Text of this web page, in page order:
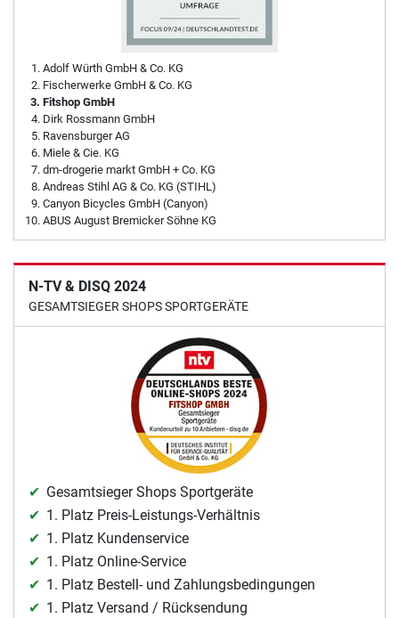
Adolf Würth GmbH & Co. KG
Fischerwerke GmbH & Co. KG
Fitshop GmbH
Dirk Rossmann GmbH
Ravensburger AG
Miele & Cie. KG
dm-drogerie markt GmbH + Co. KG
Andreas Stihl AG & Co. KG (STIHL)
Canyon Bicycles GmbH (Canyon)
ABUS August Bremicker Söhne KG
N-TV & DISQ 2024
GESAMTSIEGER SHOPS SPORTGERÄTE
Gesamtsieger Shops Sportgeräte
1. Platz Preis-Leistungs-Verhältnis
1. Platz Kundenservice
1. Platz Online-Service
1. Platz Bestell- und Zahlungsbedingungen
1. Platz Versand / Rücksendung